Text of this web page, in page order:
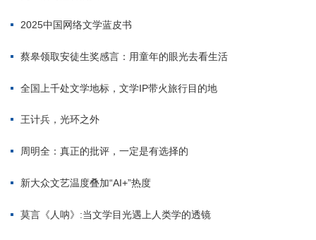
2025中国网络文学蓝皮书
蔡皋领取安徒生奖感言：用童年的眼光去看生活
全国上千处文学地标，文学IP带火旅行目的地
王计兵，光环之外
周明全：真正的批评，一定是有选择的
新大众文艺温度叠加“AI+”热度
莫言《人呐》:当文学目光遇上人类学的透镜